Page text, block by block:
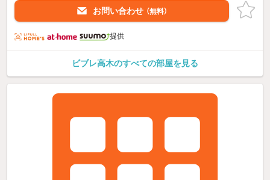
お問い合わせ （無料）
提供
ビブレ高木のすべての部屋を見る